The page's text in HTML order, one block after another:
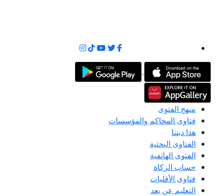
منهج الفتوى
فتاوى المحاكم والمؤسسات
هذا ديننا
الفتاوى البحثية
الفتوى الهاتفية
حساب الزكاة
فتاوى الأقليات
التعليم عن بعد